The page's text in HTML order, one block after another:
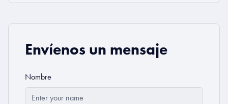
Envíenos un mensaje
Nombre